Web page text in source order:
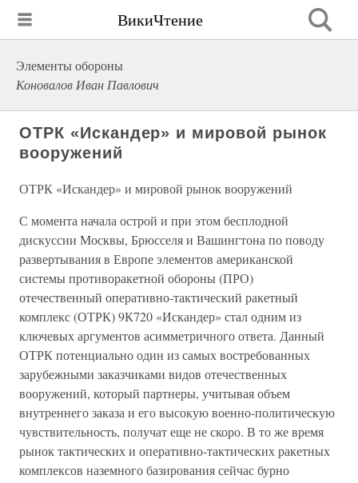
ВикиЧтение
Элементы обороны
Коновалов Иван Павлович
ОТРК «Искандер» и мировой рынок
вооружений
ОТРК «Искандер» и мировой рынок вооружений
С момента начала острой и при этом бесплодной
дискуссии Москвы, Брюсселя и Вашингтона по поводу
развертывания в Европе элементов американской
системы противоракетной обороны (ПРО)
отечественный оперативно-тактический ракетный
комплекс (ОТРК) 9К720 «Искандер» стал одним из
ключевых аргументов асимметричного ответа. Данный
ОТРК потенциально один из самых востребованных
зарубежными заказчиками видов отечественных
вооружений, который партнеры, учитывая объем
внутреннего заказа и его высокую военно-политическую
чувствительность, получат еще не скоро. В то же время
рынок тактических и оперативно-тактических ракетных
комплексов наземного базирования сейчас бурно